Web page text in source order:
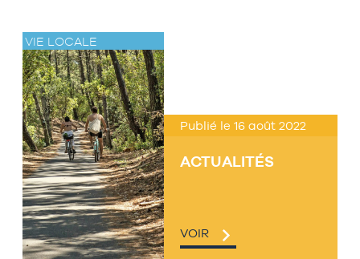
VIE LOCALE
ACTUALITÉS
Publié le 16 août 2022
VOIR